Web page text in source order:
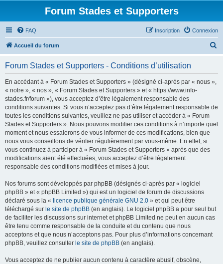
Forum Stades et Supporters
FAQ Connexion
Inscription
Accueil du forum
Forum Stades et Supporters - Conditions d’utilisation
En accédant à « Forum Stades et Supporters » (désigné ci-après par « nous »,
« notre », « nos », « Forum Stades et Supporters » et « https://www.info-
stades.fr/forum »), vous acceptez d’être légalement responsable des
conditions suivantes. Si vous n’acceptez pas d’être légalement responsable de
toutes les conditions suivantes, veuillez ne pas utiliser et accéder à « Forum
Stades et Supporters ». Nous pouvons modifier ces conditions à n’importe quel
moment et nous essaierons de vous informer de ces modifications, bien que
nous vous conseillons de vérifier régulièrement par vous-même. En effet, si
vous continuez à participer à « Forum Stades et Supporters » après que des
modifications aient été effectuées, vous acceptez d’être légalement
responsable des conditions modifiées et mises à jour.
Nos forums sont développés par phpBB (désignés ci-après par « logiciel
phpBB » et « phpBB Limited ») qui est un logiciel de forum de discussions
déclaré sous la « licence publique générale GNU 2.0 » et qui peut être
téléchargé sur le site de phpBB (en anglais). Le logiciel phpBB a pour seul but
de faciliter les discussions sur internet et phpBB Limited ne peut en aucun cas
être tenu comme responsable de la conduite et du contenu que nous
acceptons et que nous n’acceptons pas. Pour plus d’informations concernant
phpBB, veuillez consulter le site de phpBB (en anglais).
Vous acceptez de ne publier aucun contenu à caractère abusif, obscène,